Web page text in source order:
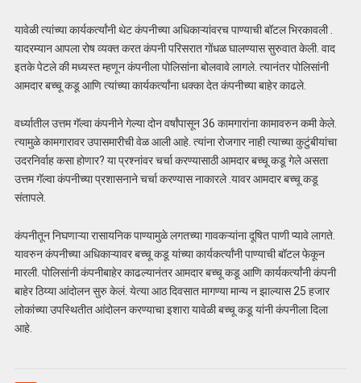
यावेळी त्यांच्या कार्यकर्त्यांनी थेट कंपनीच्या अधिकाऱ्यांवरच पाण्याची बॉटल भिरकावली .
यादरम्यान आपला रोष व्यक्त करत कंपनी परिसरात गोंधळ घालण्यास सुरुवात केली. वाद
इतके पेटले की मध्यस्त म्हणून कंपनीला पोलिसांना बोलवावे लागले. त्यानंतर पोलिसांनी
आमदार बच्चू कडू आणि त्यांच्या कार्यकर्त्यांना धक्का देत कंपनीच्या बाहेर काढले.
वर्ध्यातील उत्तम गॅल्वा कंपनीने गेल्या दोन वर्षांपासून 36 कामगारांना कामावरुन कमी केले.
त्यामुळे कामगारावर उपासमारीची वेळ आली आहे. त्यांना रोजगार नाही त्याच्या कुटुंबीयांचा
उदरनिर्वाह कसा होणार? या प्रश्नांवर चर्चा करण्यासाठी आमदार बच्चू कडू गेले असता
उत्तम गॅल्वा कंपनीच्या प्रशासनाने चर्चा करण्यास नाकारले .यावर आमदार बच्चू कडू
संतापले.
कंपनीतून निघणाऱ्या रासायनिक पाण्यामुळे लगतच्या गावकऱ्यांना दूषित पाणी प्यावे लागते.
यावरुन कंपनीच्या अधिकाऱ्यावर बच्चू कडू यांच्या कार्यकर्त्यांनी पाण्याची बॉटल फेकून
मारली. पोलिसांनी कंपनीबाहेर काढल्यानंतर आमदार बच्चू कडू आणि कार्यकर्त्यांनी कंपनी
बाहेर ठिय्या आंदोलन सुरु केलं. येत्या आठ दिवसात मागण्या मान्य न झाल्यास 25 हजार
लोकांच्या उपस्थितीत आंदोलन करण्याचा इशारा यावेळी बच्चू कडू यांनी कंपनीला दिला
आहे.